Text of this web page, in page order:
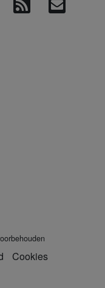
Cookies